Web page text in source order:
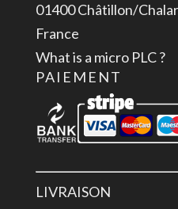
01400 Châtillon/
France
What is a micro PLC ?
PAIEMENT
LIVRAISON